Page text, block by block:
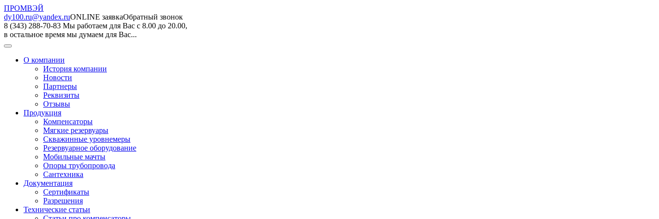
ПРОМВЭЙ
dy100.ru@yandex.ruONLINE заявкаОбратный звонок
8 (343) 288-70-83 Мы работаем для Вас с 8.00 до 20.00,
в остальное время мы думаем для Вас...
О компании
История компании
Новости
Партнеры
Реквизиты
Отзывы
Продукция
Компенсаторы
Мягкие резервуары
Скважинные уровнемеры
Резервуарное оборудование
Мобильные мачты
Опоры трубопровода
Сантехника
Документация
Сертификаты
Разрешения
Технические статьи